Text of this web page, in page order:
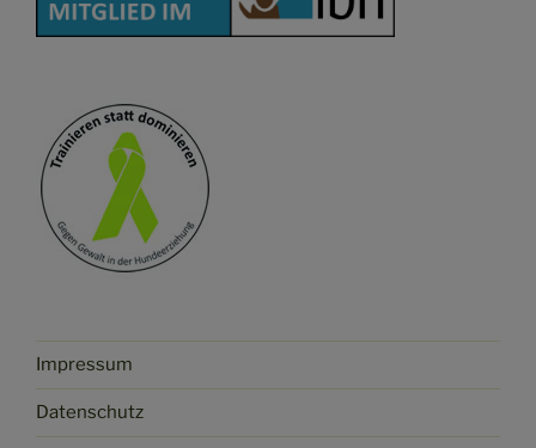
Impressum
Datenschutz